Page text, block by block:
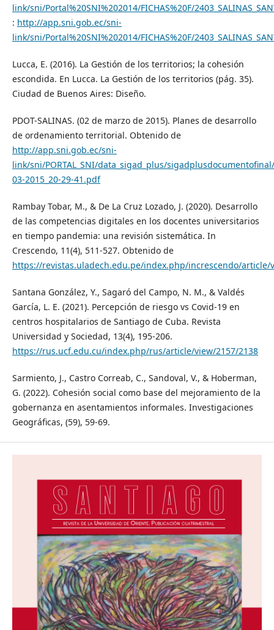
link/sni/Portal%20SNI%202014/FICHAS%20F/
: http://app.sni.gob.ec/sni-
link/sni/Portal%20SNI%202014/FICHAS%20F/
Lucca, E. (2016). La Gestión de los territorios; la cohesión
escondida. En Lucca. La Gestión de los territorios (pág. 35).
Ciudad de Buenos Aires: Diseño.
PDOT-SALINAS. (02 de marzo de 2015). Planes de desarrollo
de ordenamiento territorial. Obtenido de
http://app.sni.gob.ec/sni-
link/sni/PORTAL_SNI/data_sigad_plus/
03-2015_20-29-41.pdf
Rambay Tobar, M., & De La Cruz Lozado, J. (2020). Desarrollo
de las competencias digitales en los docentes universitarios
en tiempo pandemia: una revisión sistemática. In
Crescendo, 11(4), 511-527. Obtenido de
https://revistas.uladech.edu.pe/index.php/increscendo/article/
Santana González, Y., Sagaró del Campo, N. M., & Valdés
García, L. E. (2021). Percepción de riesgo vs Covid-19 en
centros hospitalarios de Santiago de Cuba. Revista
Universidad y Sociedad, 13(4), 195-206.
https://rus.ucf.edu.cu/index.php/rus/article/view/2157/2138
Sarmiento, J., Castro Correab, C., Sandoval, V., & Hoberman,
G. (2022). Cohesión social como base del mejoramiento de la
gobernanza en asentamientos informales. Investigaciones
Geográficas, (59), 59-69.